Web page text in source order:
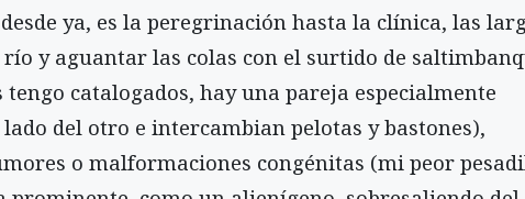
ya, es la peregrinación hasta la clínica, las
y aguantar las colas con el surtido de
catalogados, hay una pareja especialmente
del otro e intercambian pelotas y bastones),
o malformaciones congénitas (mi peor